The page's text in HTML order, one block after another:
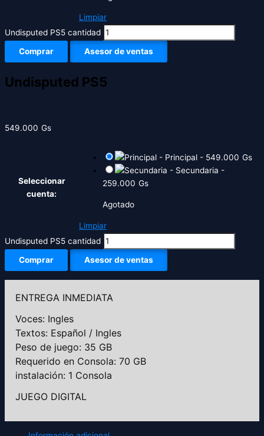
Limpiar
Undisputed PS5 cantidad
Comprar
Asesor de ventas
Undisputed PS5
549.000 Gs
Seleccionar
cuenta:
- Principal - 549.000 Gs
- Secundaria -
259.000 Gs
Agotado
Limpiar
Undisputed PS5 cantidad
Comprar
Asesor de ventas
ENTREGA INMEDIATA
Voces: Ingles
Textos: Español / Ingles
Peso de juego: 35 GB
Requerido en Consola: 70 GB
instalación: 1 Consola
JUEGO DIGITAL